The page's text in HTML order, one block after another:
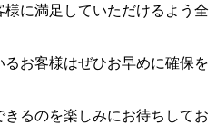
に満足していただけるよう全
お客様はぜひお早めに確保を
るのを楽しみにお待ちしてお